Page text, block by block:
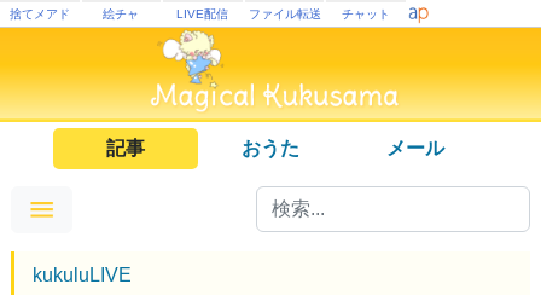
捨てメアド 絵チャ LIVE配信 ファイル転送 チャット
記事 おうた メール
kukuluLIVE